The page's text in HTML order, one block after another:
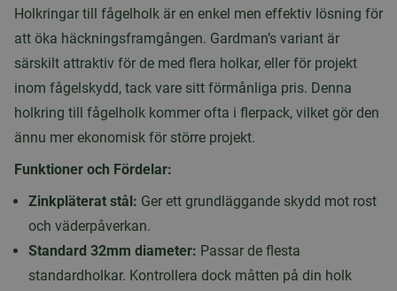
Holkringar till fågelholk är en enkel men effektiv lösning för
att öka häckningsframgången. Gardman’s variant är
särskilt attraktiv för de med flera holkar, eller för projekt
inom fågelskydd, tack vare sitt förmånliga pris. Denna
holkring till fågelholk kommer ofta i flerpack, vilket gör den
ännu mer ekonomisk för större projekt.
Funktioner och Fördelar:
Zinkpläterat stål: Ger ett grundläggande skydd mot rost
och väderpåverkan.
Standard 32mm diameter: Passar de flesta
standardholkar. Kontrollera dock måtten på din holk